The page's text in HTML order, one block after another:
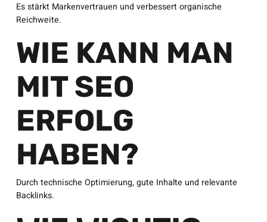
Es stärkt Markenvertrauen und verbessert organische
Reichweite.
WIE KANN MAN
MIT SEO
ERFOLG
HABEN?
Durch technische Optimierung, gute Inhalte und relevante
Backlinks.